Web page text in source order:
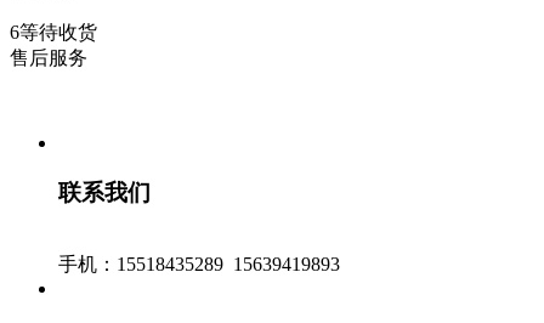
6等待收货
售后服务
联系我们
手机：15518435289 15639419893